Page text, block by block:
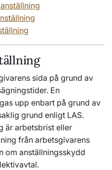
sida på grund av
En
upp enbart på grund av
grund enligt LAS.
är arbetsbrist eller
från arbetsgivarens
om anställningsskydd